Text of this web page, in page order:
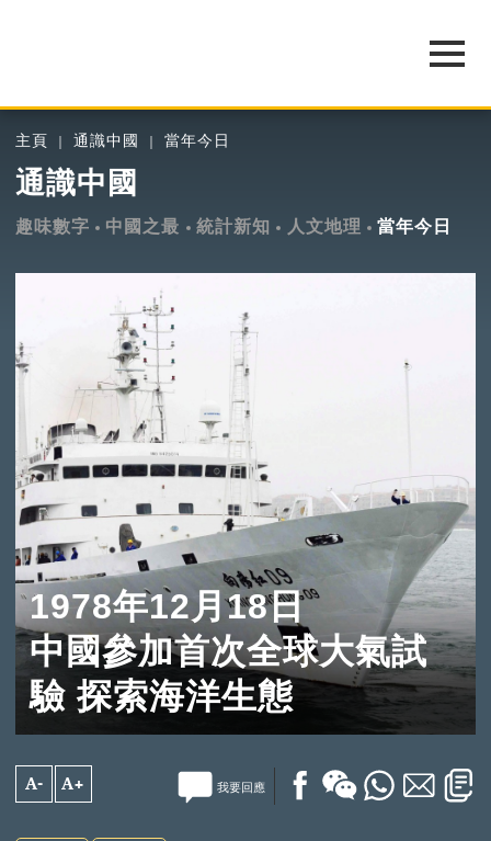
主頁 通識中國 當年今日
通識中國
趣味數字 中國之最 統計新知 人文地理 當年今日
1978年12月18日
中國參加首次全球大氣試
驗 探索海洋生態
A- A+ 我要回應